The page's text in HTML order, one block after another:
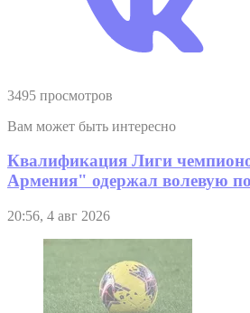
3495 просмотров
Вам может быть интересно
Квалификация Лиги
Армения" одержал волевую
20:56, 4 авг 2026